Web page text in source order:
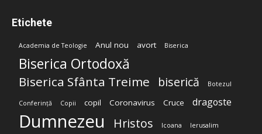
Etichete
Academia de Teologie Anul nou avort Biserica
Biserica Ortodoxă
Biserica Sfânta Treime biserică Botezul
Conferință Copii copil Coronavirus Cruce dragoste
Dumnezeu Hristos Icoana Ierusalim